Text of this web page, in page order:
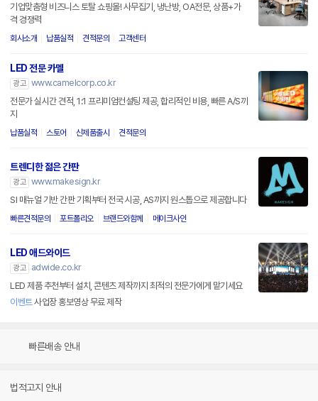
기업맞춤형 비즈니스 토탈 쇼핑몰! 사무집기, 냉난방, OA전문, 상품+가
격 경쟁력
회사소개 납품실적 견적문의 고객센터
LED 전문 카멜
광고 www.camelcorp.co.kr
전문가 실시간 견적, 1:1 프리미엄컨설팅 제공, 합리적인 비용, 빠른 A/S까
지
납품실적 스토어 신제품출시 견적문의
트렌디한 젊은 간판
광고 www.makesign.kr
SI 매뉴얼 기반 간판 기획부터 전국 시공, AS까지 원스톱으로 제공합니다
빠른견적문의 포트폴리오 브랜드와함께 메이크사인
LED 애드와이드
광고
adwide.co.kr
LED 제품 추천부터 설치, 콘텐츠 제작까지 최적의 전문가에게 맡기세요
이벤트사업장 홍보영상 무료 제작
빠른배송 안내
법적고지 안내